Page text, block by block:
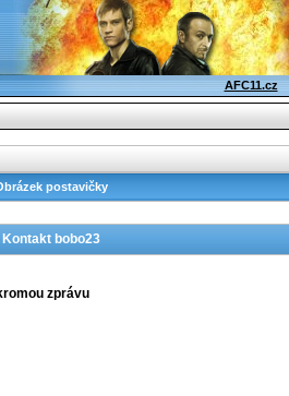
AFC11.cz
postavičky
Kontakt bobo23
zprávu